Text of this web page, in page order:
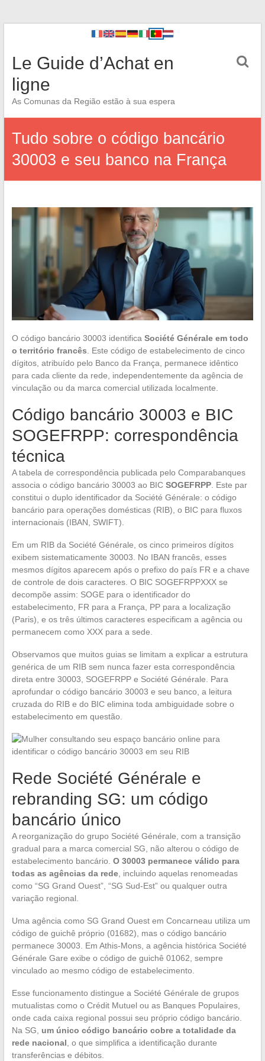
Le Guide d’Achat en
ligne
As Comunas da Região estão à sua espera
Tudo sobre o código bancário
30003 e seu banco na França
O código bancário 30003 identifica Société Générale em todo
o território francês . Este código de estabelecimento de cinco
dígitos, atribuído pelo Banco da França, permanece idêntico
para cada cliente da rede, independentemente da agência de
vinculação ou da marca comercial utilizada localmente.
Código bancário 30003 e BIC
SOGEFRPP: correspondência
técnica
A tabela de correspondência publicada pelo Comparabanques
associa o código bancário 30003 ao BIC SOGEFRPP. Este par
constitui o duplo identificador da Société Générale: o código
bancário para operações domésticas (RIB), o BIC para fluxos
internacionais (IBAN, SWIFT).
Em um RIB da Société Générale, os cinco primeiros dígitos
exibem sistematicamente 30003. No IBAN francês, esses
mesmos dígitos aparecem após o prefixo do país FR e a chave
de controle de dois caracteres. O BIC SOGEFRPPXXX se
decompõe assim: SOGE para o identificador do
estabelecimento, FR para a França, PP para a localização
(Paris), e os três últimos caracteres especificam a agência ou
permanecem como XXX para a sede.
Observamos que muitos guias se limitam a explicar a estrutura
genérica de um RIB sem nunca fazer esta correspondência
direta entre 30003, SOGEFRPP e Société Générale. Para
aprofundar o código bancário 30003 e seu banco, a leitura
cruzada do RIB e do BIC elimina toda ambiguidade sobre o
estabelecimento em questão.
Rede Société Générale e
rebranding SG: um código
bancário único
A reorganização do grupo Société Générale, com a transição
gradual para a marca comercial SG, não alterou o código de
estabelecimento bancário. O 30003 permanece válido para
todas as agências da rede, incluindo aquelas renomeadas
como “SG Grand Ouest”, “SG Sud-Est” ou qualquer outra
variação regional.
Uma agência como SG Grand Ouest em Concarneau utiliza um
código de guichê próprio (01682), mas o código bancário
permanece 30003. Em Athis-Mons, a agência histórica Société
Générale Gare exibe o código de guichê 01062, sempre
vinculado ao mesmo código de estabelecimento.
Esse funcionamento distingue a Société Générale de grupos
mutualistas como o Crédit Mutuel ou as Banques Populaires,
onde cada caixa regional possui seu próprio código bancário.
Na SG, um único código bancário cobre a totalidade da
rede nacional , o que simplifica a identificação durante
transferências e débitos.